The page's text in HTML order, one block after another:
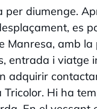
per diumenge.
es
Manresa, amb
entrada i viatge
adquirir
Hi ha